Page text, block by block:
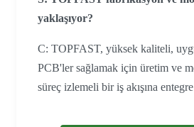
yaklaşıyor?
C: TOPFAST, yüksek kaliteli,
PCB'ler sağlamak için üretim ve
süreç izlemeli bir iş akışına